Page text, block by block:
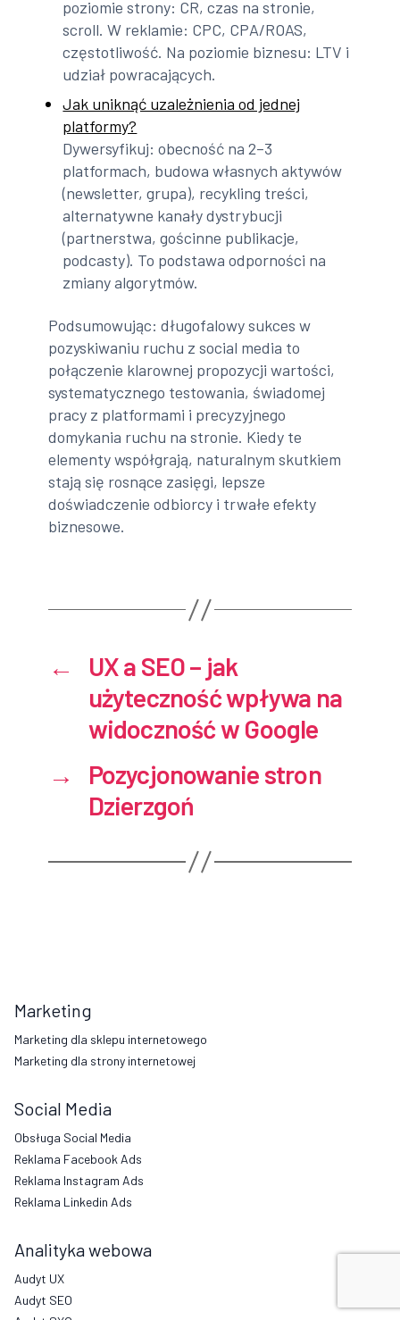
poziomie strony: CR, czas na stronie,
scroll. W reklamie: CPC, CPA/ROAS,
częstotliwość. Na poziomie biznesu: LTV i
udział powracających.
Jak uniknąć uzależnienia od jednej
platformy?
Dywersyfikuj: obecność na 2–3
platformach, budowa własnych aktywów
(newsletter, grupa), recykling treści,
alternatywne kanały dystrybucji
(partnerstwa, gościnne publikacje,
podcasty). To podstawa odporności na
zmiany algorytmów.
Podsumowując: długofalowy sukces w
pozyskiwaniu ruchu z social media to
połączenie klarownej propozycji wartości,
systematycznego testowania, świadomej
pracy z platformami i precyzyjnego
domykania ruchu na stronie. Kiedy te
elementy współgrają, naturalnym skutkiem
stają się rosnące zasięgi, lepsze
doświadczenie odbiorcy i trwałe efekty
biznesowe.
←
UX a SEO – jak
użyteczność wpływa na
widoczność w Google
→
Pozycjonowanie stron
Dzierzgoń
Marketing
Marketing dla sklepu internetowego
Marketing dla strony internetowej
Social Media
Obsługa Social Media
Reklama Facebook Ads
Reklama Instagram Ads
Reklama Linkedin Ads
Analityka webowa
Audyt UX
Audyt SEO